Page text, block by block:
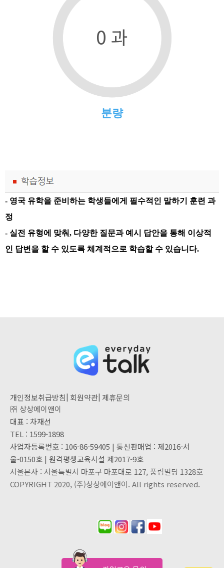
0 과
분량
- 영국 유학을 준비하는 학생들에게 필수적인 말하기 훈련 과
정
- 실전 유형에 맞춰, 다양한 질문과 예시 답안을 통해 이상적
인 답변을 할 수 있도록 체계적으로 학습할 수 있습니다.
개인정보취급방침| 회원약관| 제휴문의
㈜ 상상에이앤이
대표 : 차재선
TEL : 1599-1898
사업자등록번호 : 106-86-59405 | 통신판매업 : 제2016-서
울-0150호 | 원격평생교육시설 제2017-9호
서울본사 : 서울특별시 마포구 마포대로 127, 풍림빌딩 1328호
COPYRIGHT 2020, (주)상상에이앤이. All rights reserved.